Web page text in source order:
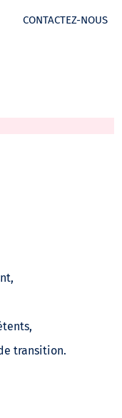
CONTACTEZ-NOUS
transition.